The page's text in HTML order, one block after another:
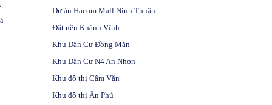
,
Dự án Hacom Mall Ninh Thuận
Đất nền Khánh Vĩnh
Khu Dân Cư Đồng Mặn
Khu Dân Cư N4 An Nhơn
Khu đô thị Cẩm Văn
Khu đô thị Ân Phú